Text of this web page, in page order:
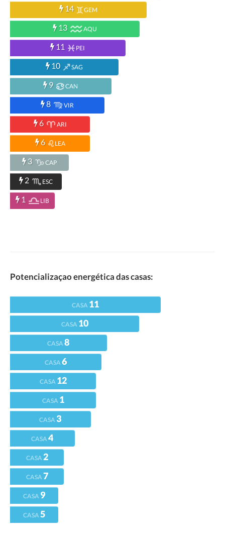
14 GEM
13 AQU
11 PEI
10 SAG
9 CAN
8 VIR
6 ARI
6 LEA
3 CAP
2 ESC
1 LIB
Potencializaçao energética das casas:
CASA 11
CASA 10
CASA8
CASA6
CASA 12
CASA 1
CASA 3
CASA4
CASA2
CASA7
CASA 9
CASA5